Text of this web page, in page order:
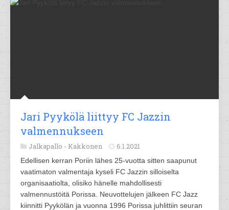
Jari Pyykölä liittyy FC Jazzin
valmennukseen
Jalkapallo - Kakkonen 6.1.2021
Edellisen kerran Poriin lähes 25-vuotta sitten saapunut
vaatimaton valmentaja kyseli FC Jazzin silloiselta
organisaatiolta, olisiko hänelle mahdollisesti
valmennustöitä Porissa. Neuvottelujen jälkeen FC Jazz
kiinnitti Pyykölän ja vuonna 1996 Porissa juhlittiin seuran